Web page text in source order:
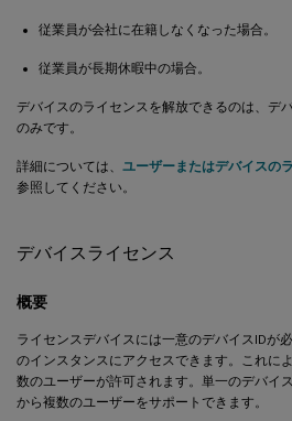
従業員が会社に在籍しなくなった場合。
従業員が長期休暇中の場合。
デバイスのライセンスを解放できるのは、デ
のみです。
詳細については、 ユーザーまたはデバイスの
参照してください。
デバイスライセンス
概要
ライセンスデバイスには一意のデバイスIDが
のインスタンスにアクセスできます。これに
数のユーザーが許可されます。単一のデバイ
から複数のユーザーをサポートできます。